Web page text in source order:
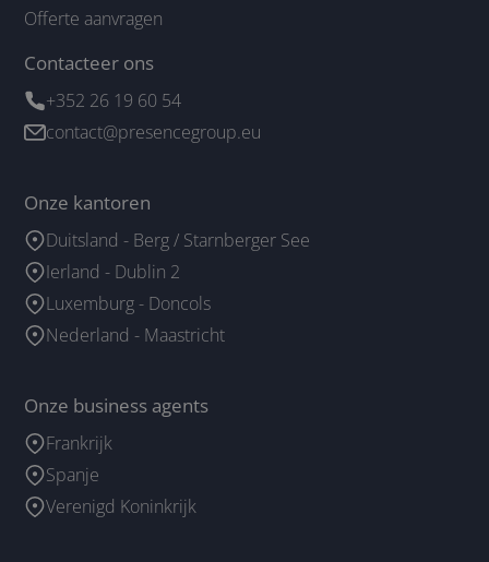
Offerte aanvragen
Contacteer ons
+352 26 19 60 54
contact@presencegroup.eu
Onze kantoren
Duitsland - Berg / Starnberger See
Ierland - Dublin 2
Luxemburg - Doncols
Nederland - Maastricht
Onze business agents
Frankrijk
Spanje
Verenigd Koninkrijk